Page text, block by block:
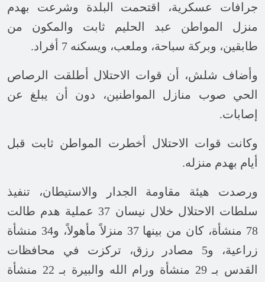
جرافات عسكرية، اقتحمت البلدة وشرعت بهدم
منزل المواطن عبد الحليم ثابت والمكون من
طابقين، وبركة سباحة، وملعب، ويسكنه 7 أفراد
.
وأضاف شلش، أن قوات الاحتلال أطلقت الرصاص
الحي صوب منازل المواطنين، دون أن يبلغ عن
إصابات.
وكانت قوات الاحتلال أخطرت المواطن ثابت قبل
أيام بهدم منزله.
ورصدت هيئة مقاومة الجدار والاستيطان، تنفيذ
سلطات الاحتلال خلال نيسان 37 عملية هدم طالت
78 منشأة، كان من بينها 37 منزلاً مأهولاً، و34 منشأة
زراعية، و5 مصادر رزق، تركزت في محافظات
القدس بـ 29 منشأة ورام الله والبيرة بـ 22 منشأة